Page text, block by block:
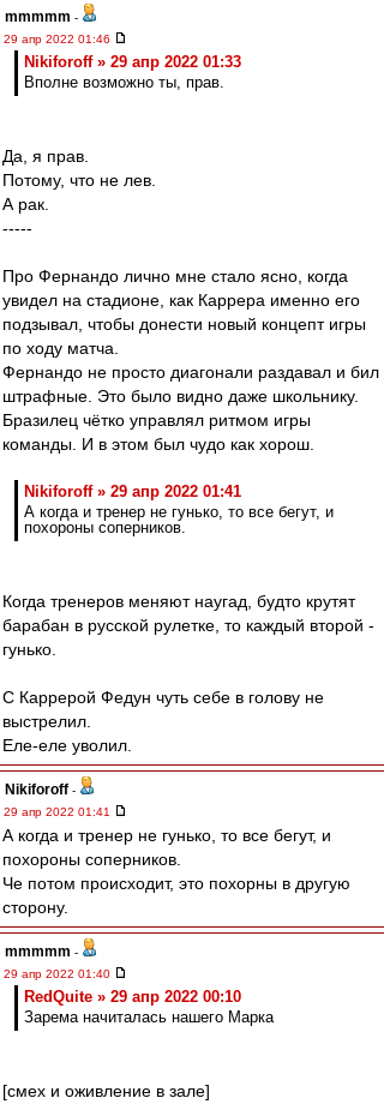
mmmmm -
29 апр 2022 01:46
Nikiforoff » 29 апр 2022 01:33
Вполне возможно ты, прав.
Да, я прав.
Потому, что не лев.
А рак.
-----
Про Фернандо лично мне стало ясно, когда
увидел на стадионе, как Каррера именно его
подзывал, чтобы донести новый концепт игры
по ходу матча.
Фернандо не просто диагонали раздавал и бил
штрафные. Это было видно даже школьнику.
Бразилец чётко управлял ритмом игры
команды. И в этом был чудо как хорош.
Nikiforoff » 29 апр 2022 01:41
А когда и тренер не гунько, то все бегут, и
похороны соперников.
Когда тренеров меняют наугад, будто крутят
барабан в русской рулетке, то каждый второй -
гунько.
С Каррерой Федун чуть себе в голову не
выстрелил.
Еле-еле уволил.
Nikiforoff -
29 апр 2022 01:41
А когда и тренер не гунько, то все бегут, и
похороны соперников.
Че потом происходит, это похорны в другую
сторону.
mmmmm -
29 апр 2022 01:40
RedQuite » 29 апр 2022 00:10
Зарема начиталась нашего Марка
[смех и оживление в зале]